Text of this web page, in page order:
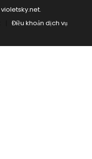
violetsky.net.
Điều khoản dịch vụ